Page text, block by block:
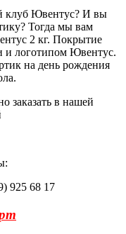
клуб Ювентус? И вы
Тогда мы вам
2 кг. Покрытие
и логотипом Ювентус.
на день рождения
заказать в нашей
925 68 17